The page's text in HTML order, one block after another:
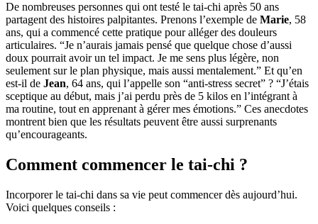
De nombreuses personnes qui ont testé le tai-chi après 50 ans
partagent des histoires palpitantes. Prenons l’exemple de Marie, 58
ans, qui a commencé cette pratique pour alléger des douleurs
articulaires. “Je n’aurais jamais pensé que quelque chose d’aussi
doux pourrait avoir un tel impact. Je me sens plus légère, non
seulement sur le plan physique, mais aussi mentalement.” Et qu’en
est-il de Jean, 64 ans, qui l’appelle son “anti-stress secret” ? “J’étais
sceptique au début, mais j’ai perdu près de 5 kilos en l’intégrant à
ma routine, tout en apprenant à gérer mes émotions.” Ces anecdotes
montrent bien que les résultats peuvent être aussi surprenants
qu’encourageants.
Comment commencer le tai-chi ?
Incorporer le tai-chi dans sa vie peut commencer dès aujourd’hui.
Voici quelques conseils :